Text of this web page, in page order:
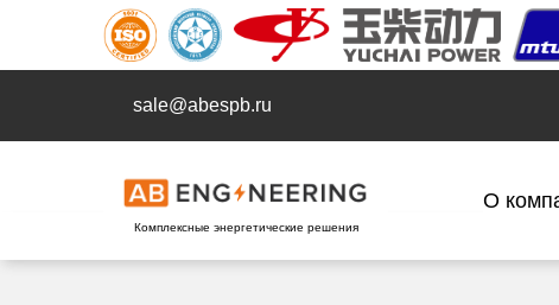
sale@abespb.ru
Комплексные энергетические решения
О